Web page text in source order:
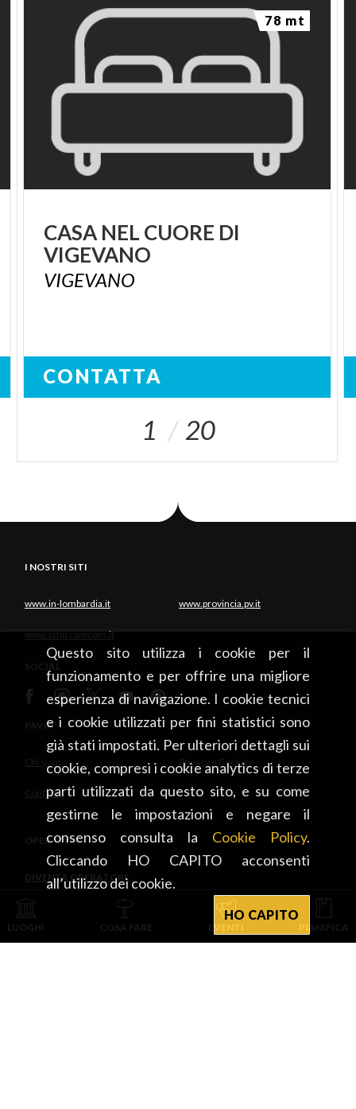
Questo sito utilizza i cookie per il
funzionamento e per offrire una migliore
esperienza di navigazione. I cookie tecnici
e i cookie utilizzati per fini statistici sono
già stati impostati. Per ulteriori dettagli sui
cookie, compresi i cookie analytics di terze
parti utilizzati da questo sito, e su come
gestirne le impostazioni e negare il
consenso consulta la Cookie Policy.
Cliccando HO CAPITO acconsenti
all’utilizzo dei cookie.
HO CAPITO
CASA NEL CUORE DI
VIGEVANO
VIGEVANO
CONTATTA
78 mt
1 20
I NOSTRI SITI
www.in-lombardia.it www.provincia.pv.it
www.cmp.camcom.it
SOCIAL
PAVIA
Chi siamo Privacy e Cookies
Contatti
OPERATORI
DIVENTA OPERATORE
INTEGRATO CON
LUOGHI COSA FARE EVENTI PIANIFICA